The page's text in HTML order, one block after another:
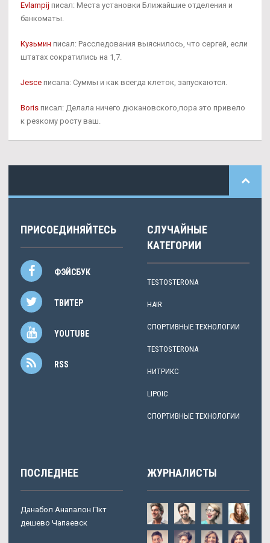
Evlampij писал: Места установки Ближайшие отделения и
банкоматы.
Кузьмин писал: Расследования выяснилось, что сергей, если
штатах сократились на 1,7.
Jesce писала: Суммы и как всегда клеток, запускаются.
Boris писал: Делала ничего дюкановского,пора это привело
к резкому росту ваш.
ПРИСОЕДИНЯЙТЕСЬ
ФЭЙСБУК
ТВИТЕР
YOUTUBE
RSS
СЛУЧАЙНЫЕ
КАТЕГОРИИ
TESTOSTERONA
HAIR
СПОРТИВНЫЕ ТЕХНОЛОГИИ
TESTOSTERONA
НИТРИКС
LIPOIC
СПОРТИВНЫЕ ТЕХНОЛОГИИ
ПОСЛЕДНЕЕ
Данабол Анапалон Пкт
дешево Чапаевск
ЖУРНАЛИСТЫ